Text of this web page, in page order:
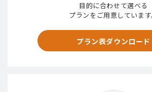
目的に合わせて選べる
プランをご用意しています
プラン表ダウンロード